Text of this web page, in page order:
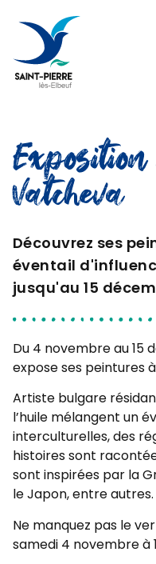
Vatcheva
Découvrez ses
éventail
jusqu'au 15
Du 4 novembre au 15
expose ses peintures
Artiste bulgare
l’huile mélangent un
interculturelles, des
histoires sont
sont inspirées par la
le Japon, entre autres.
Ne manquez pas le
samedi 4 novembre à